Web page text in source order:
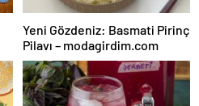
Yeni Gözdeniz: Basmati Pirinç
Pilavı – modagirdim.com